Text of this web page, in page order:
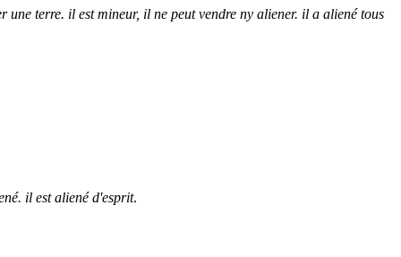
une terre. il est mineur, il ne peut vendre ny aliener. il a aliené tous
il est aliené d'esprit.